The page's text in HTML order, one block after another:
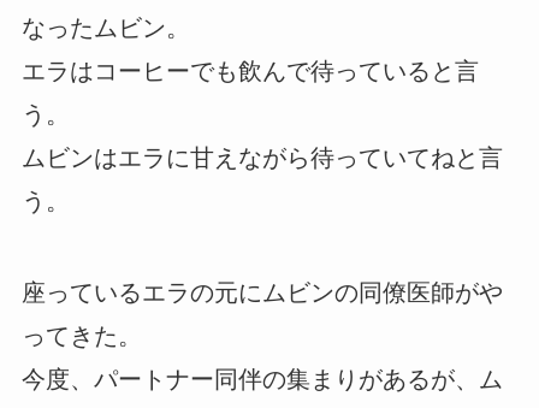
なったムビン。
エラはコーヒーでも飲んで待っていると言
う。
ムビンはエラに甘えながら待っていてねと言
う。
座っているエラの元にムビンの同僚医師がや
ってきた。
今度、パートナー同伴の集まりがあるが、ム